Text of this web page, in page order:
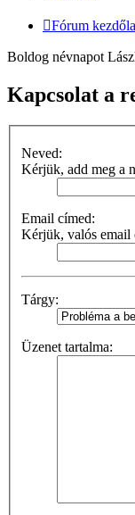
Fórum
Boldog névnapot
Kapcsolat a
Neved:
Kérjük, add meg a
Email címed:
Kérjük, valós email
Tárgy:
Üzenet tartalma: